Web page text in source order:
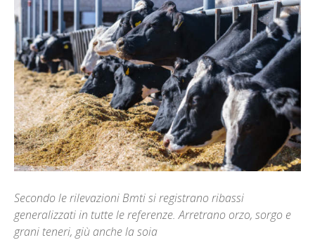
Secondo le rilevazioni Bmti si registrano ribassi
generalizzati in tutte le referenze. Arretrano orzo, sorgo e
grani teneri, giù anche la soia